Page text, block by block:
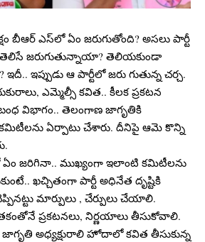
బీఆర్ ఎస్‌లో ఏం జ‌రుగుతోంది? అస‌లు పార్టీ
జ‌రుగుతున్నాయా? తెలియ‌కుండా
ఇప్పుడు ఆ పార్టీలో జ‌రు గుతున్న చ‌ర్చ‌.
ఎమ్మెల్సీ క‌విత‌.. కీల‌క ప్ర‌క‌ట‌న
విభాగం.. తెలంగాణ జాగృతికి
ఏర్పాటు చేశారు. దీనిపై ఆమె కొన్ని
జ‌రిగినా.. ముఖ్యంగా ఇలాంటి క‌మిటీల‌ను
ఖ‌చ్చితంగా పార్టీ అధినేత దృష్టికి
మార్పులు , చేర్పులు చేయాలి.
ప్ర‌క‌ట‌న‌లు, నిర్ణ‌యాలు తీసుకోవాలి.
అధ్య‌క్షురాలి హోదాలో క‌విత తీసుకున్న